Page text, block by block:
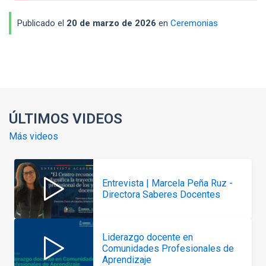
Publicado el 20 de marzo de 2026 en Ceremonias
ÚLTIMOS VIDEOS
Más videos
Entrevista | Marcela Peña Ruz -
Directora Saberes Docentes
Liderazgo docente en
Comunidades Profesionales de
Aprendizaje